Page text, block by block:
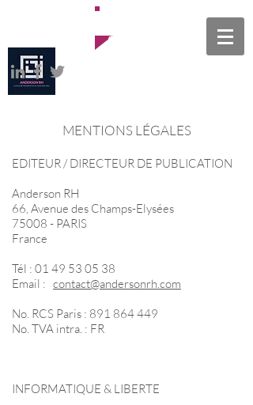
d'emploi
MENTIONS LÉGALES
EDITEUR / DIRECTEUR DE PUBLICATION
Anderson RH
66, Avenue des Champs-Elysées
75008 - PARIS
France​
Tél : 01 49 53 05 38
Email : contact@andersonrh.com
No. RCS Paris : 891 864 449
No. TVA intra. : FR
INFORMATIQUE & LIBERTE